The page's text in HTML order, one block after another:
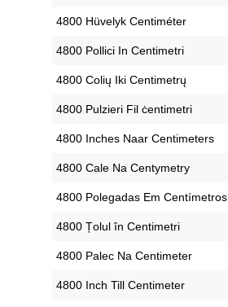
‎4800 Hüvelyk Centiméter
‎4800 Pollici In Centimetri
‎4800 Colių Iki Centimetrų
‎4800 Pulzieri Fil ċentimetri
‎4800 Inches Naar Centimeters
‎4800 Cale Na Centymetry
‎4800 Polegadas Em Centímetros
‎4800 Țolul în Centimetri
‎4800 Palec Na Centimeter
‎4800 Inch Till Centimeter